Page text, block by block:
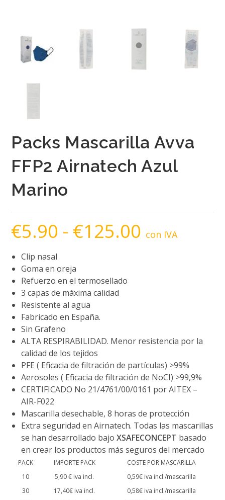
Packs Mascarilla Avva
FFP2 Airnatech Azul
Marino
€5.90 - €125.00 de
precios:
con IVA
Clip nasal
Goma en oreja
Refuerzo en el termosellado
3 capas de máxima calidad
Resistente al agua
Fabricado en España.
Sin Grafeno
ALTA RESPIRABILIDAD. Menor resistencia por la
calidad de los tejidos
PFE ( Eficacia de filtración de partículas) >99%
Aerosoles ( Eficacia de filtración de NoCI) >99,9%
CERTIFICADO No 21/4761/00/0161 por AITEX –
AIR-F022
Mascarilla desechable, 8 horas de protección
Extra seguridad en Airnatech. Todas las mascarillas
se han desarrollado bajo XSAFECONCEPT basado
en crear los productos más seguros del mercado
PACK IMPORTE PACK
COSTE POR MASCARILLA
10
5,90 € iva incl.
0,59€ iva incl./mascarilla
30
17,40€ iva incl.
0,58€ iva incl./mascarilla